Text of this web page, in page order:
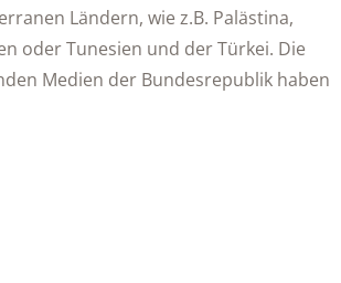
Ländern, wie z.B. Palästina,
oder Tunesien und der Türkei. Die
Medien der Bundesrepublik haben